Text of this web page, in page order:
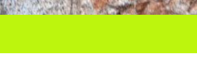
Ho vols compartir?